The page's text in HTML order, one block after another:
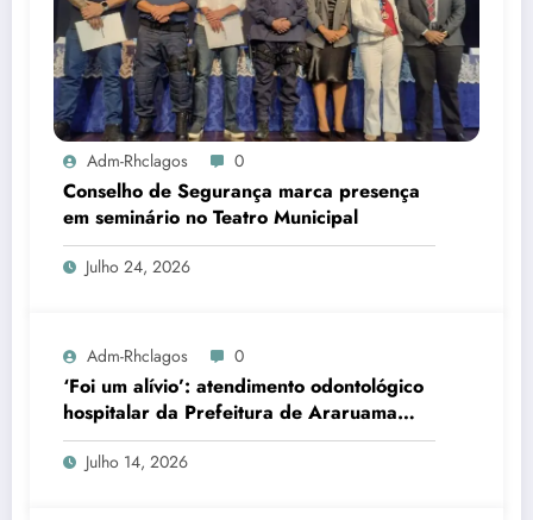
Adm-Rhclagos 0
Conselho de Segurança marca presença
em seminário no Teatro Municipal
Julho 24, 2026
Adm-Rhclagos 0
‘Foi um alívio’: atendimento odontológico
hospitalar da Prefeitura de Araruama
transforma rotina de famílias atípicas
Julho 14, 2026